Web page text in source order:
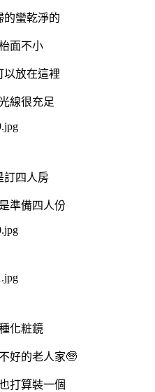
的蠻乾淨的
面不小
以放在這裡
線很充足
訂四人房
準備四人份
化粧鏡
好的老人家🧓
打算裝一個